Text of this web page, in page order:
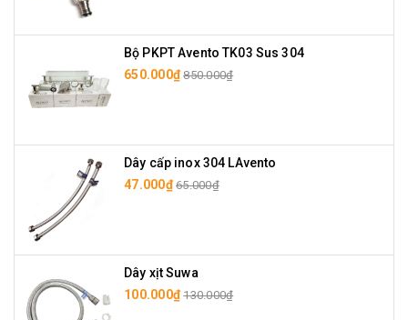
Bộ PKPT Avento TK03 Sus 304
650.000₫ 850.000₫
Dây cấp inox 304 LAvento
47.000₫ 65.000₫
Dây xịt Suwa
100.000₫ 130.000₫